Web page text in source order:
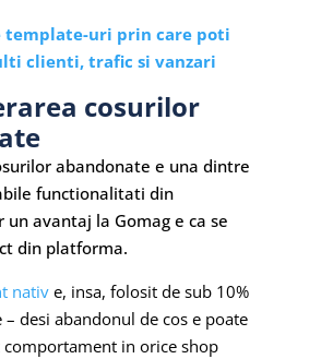
template-uri prin care poti
clienti, trafic si vanzari
cosurilor
abandonate e una dintre
functionalitati din
un avantaj la Gomag e ca se
din platforma.
native, insa, folosit de sub 10%
desi abandonul de cos e poate
in orice shop